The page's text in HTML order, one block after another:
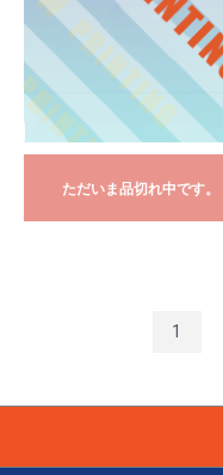
ただいま品切れ中です。
1